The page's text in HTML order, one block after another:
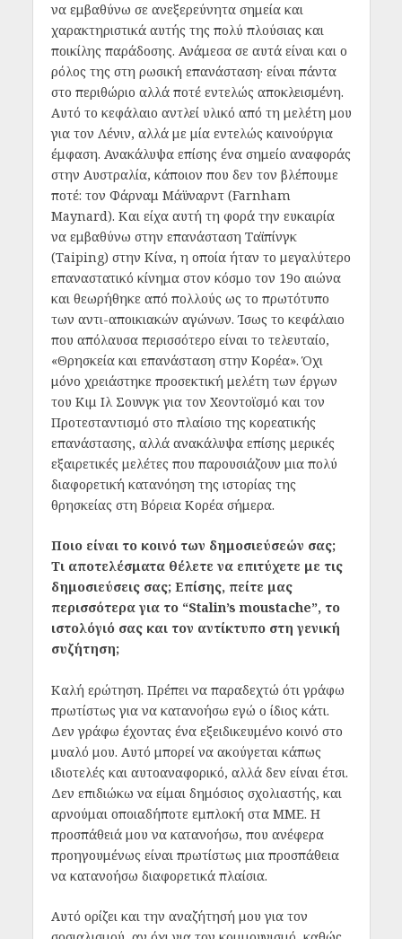
να εμβαθύνω σε ανεξερεύνητα σημεία και
χαρακτηριστικά αυτής της πολύ πλούσιας και
ποικίλης παράδοσης. Ανάμεσα σε αυτά είναι και ο
ρόλος της στη ρωσική επανάσταση· είναι πάντα
στο περιθώριο αλλά ποτέ εντελώς αποκλεισμένη.
Αυτό το κεφάλαιο αντλεί υλικό από τη μελέτη μου
για τον Λένιν, αλλά με μία εντελώς καινούργια
έμφαση. Ανακάλυψα επίσης ένα σημείο αναφοράς
στην Αυστραλία, κάποιον που δεν τον βλέπουμε
ποτέ: τον Φάρναμ Μάϋναρντ (Farnham
Maynard). Και είχα αυτή τη φορά την ευκαιρία
να εμβαθύνω στην επανάσταση Ταϊπίνγκ
(Taiping) στην Κίνα, η οποία ήταν το μεγαλύτερο
επαναστατικό κίνημα στον κόσμο τον 19ο αιώνα
και θεωρήθηκε από πολλούς ως το πρωτότυπο
των αντι-αποικιακών αγώνων. Ίσως το κεφάλαιο
που απόλαυσα περισσότερο είναι το τελευταίο,
«Θρησκεία και επανάσταση στην Κορέα». Όχι
μόνο χρειάστηκε προσεκτική μελέτη των έργων
του Κιμ Ιλ Σουνγκ για τον Χεοντοϊσμό και τον
Προτεσταντισμό στο πλαίσιο της κορεατικής
επανάστασης, αλλά ανακάλυψα επίσης μερικές
εξαιρετικές μελέτες που παρουσιάζουν μια πολύ
διαφορετική κατανόηση της ιστορίας της
θρησκείας στη Βόρεια Κορέα σήμερα.
Ποιο είναι το κοινό των δημοσιεύσεών σας;
Τι αποτελέσματα θέλετε να επιτύχετε με τις
δημοσιεύσεις σας; Επίσης, πείτε μας
περισσότερα για το “Stalin’s moustache”, το
ιστολόγιό σας και τον αντίκτυπο στη γενική
συζήτηση;
Καλή ερώτηση. Πρέπει να παραδεχτώ ότι γράφω
πρωτίστως για να κατανοήσω εγώ ο ίδιος κάτι.
Δεν γράφω έχοντας ένα εξειδικευμένο κοινό στο
μυαλό μου. Αυτό μπορεί να ακούγεται κάπως
ιδιοτελές και αυτοαναφορικό, αλλά δεν είναι έτσι.
Δεν επιδιώκω να είμαι δημόσιος σχολιαστής, και
αρνούμαι οποιαδήποτε εμπλοκή στα ΜΜΕ. Η
προσπάθειά μου να κατανοήσω, που ανέφερα
προηγουμένως είναι πρωτίστως μια προσπάθεια
να κατανοήσω διαφορετικά πλαίσια.
Αυτό ορίζει και την αναζήτησή μου για τον